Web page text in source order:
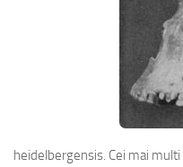
heidelbergensis. Cei mai